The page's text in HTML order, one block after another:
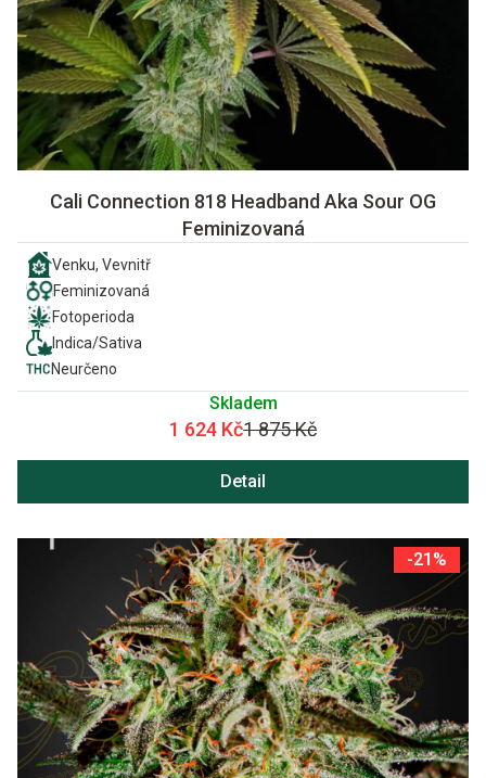
Cali Connection 818 Headband Aka Sour OG
Feminizovaná
Venku, Vevnitř
Feminizovaná
Fotoperioda
Indica/Sativa
Neurčeno
Skladem
1 624 Kč1 875 Kč
Detail
-21%